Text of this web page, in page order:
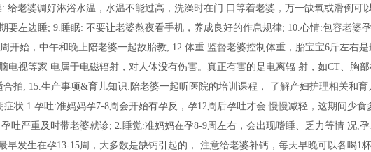
给老婆调好淋浴水温，水温不能过高，洗澡时在门 口等着老婆，万一缺氧或滑倒可
要左边睡; 9.睡眠: 不要让老婆熬夜看手机，养成良好的作息规律; 10.心情:包容老婆
开始，中午和晚上陪老婆一起故胎教; 12.体重:监督老婆控制体重，胎宝宝6斤左右
电视等家 电属于电磁辐射，对人体没有伤害。真正有害的是电离辐 射，如CT、胸
拍; 15.生产事项&育儿知识:陪老婆一起听医院的培训课程， 了解产妇护理相关和
状 1.孕吐:准妈妈孕7-8周会开始有孕反，孕12周后孕吐才会 慢慢减轻，这期间少食
吐严重及时带老婆就诊; 2.睡觉:准妈妈在孕8-9周左右，会出现嗜睡、乏力等情 况,
早发生在孕13-15周，大多数是缺钙引起的， 注意给老婆补钙，每天早晚可以各喝1